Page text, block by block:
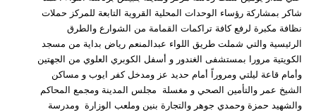
شاكر بمشاركة رؤساء الوحدات المحلية القروية التابعة للمركز حملات
نظافة مكبرة لرفع كافة تراكمات القمامة من الشوارع والطرق
الرئيسية والتي شملت طريق اللواء عبدالمنعم رياض بداية من مسجد
الكويتية مرورا بمستشفى الغندور و أسفل الكوبري العلوي من الجهتين
وأمام قاعة ليلتي ومروراً أمام حديد عز ومدخل كفر ايوب و مساكن
الشيخ عمر والتأمين الصحي و مغسلة مجلس المدينة ومجمع المحاكم
والشهيد حمزة وحمدي جوهر والتجارة بنين وملعب الوزارة ومدرسة